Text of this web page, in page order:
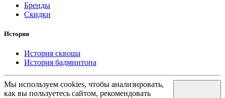
Бренды
Скидки
История
История сквоша
История бадминтона
Мы используем cookies, чтобы анализировать,
как вы пользуетесь сайтом, рекомендовать